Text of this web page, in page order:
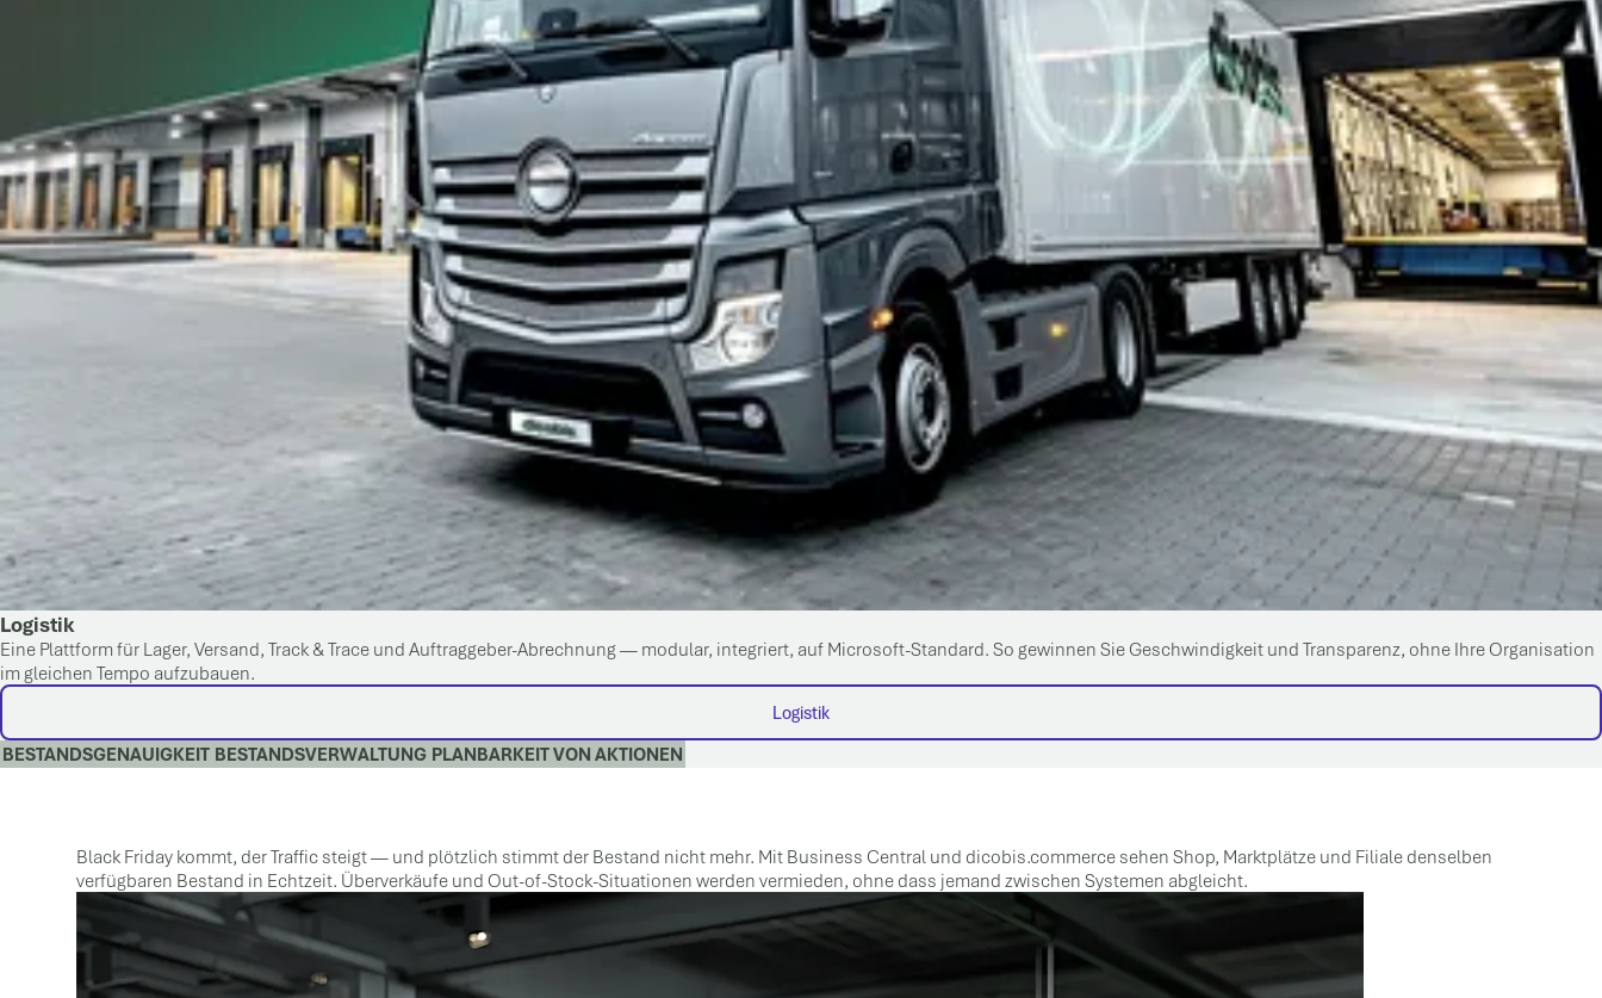
Logistik
Eine Plattform für Lager, Versand, Track & Trace und Auftraggeber-Abrechnung — modular, integriert, auf Microsoft-Standard. So gewinnen Sie Geschwindigkeit und Transparenz, ohne Ihre Organisation
im gleichen Tempo aufzubauen.
Logistik
BESTANDSGENAUIGKEIT BESTANDSVERWALTUNG PLANBARKEIT VON AKTIONEN
Black Friday kommt, der Traffic steigt — und plötzlich stimmt der Bestand nicht mehr. Mit Business Central und dicobis.commerce sehen Shop, Marktplätze und Filiale denselben
verfügbaren Bestand in Echtzeit. Überverkäufe und Out-of-Stock-Situationen werden vermieden, ohne dass jemand zwischen Systemen abgleicht.